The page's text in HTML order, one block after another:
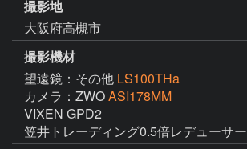
撮影地
大阪府高槻市
撮影機材
望遠鏡：その他 LS100THa
カメラ：ZWOASI178MM
VIXEN GPD2
笠井トレーディング0.5倍レデューサー